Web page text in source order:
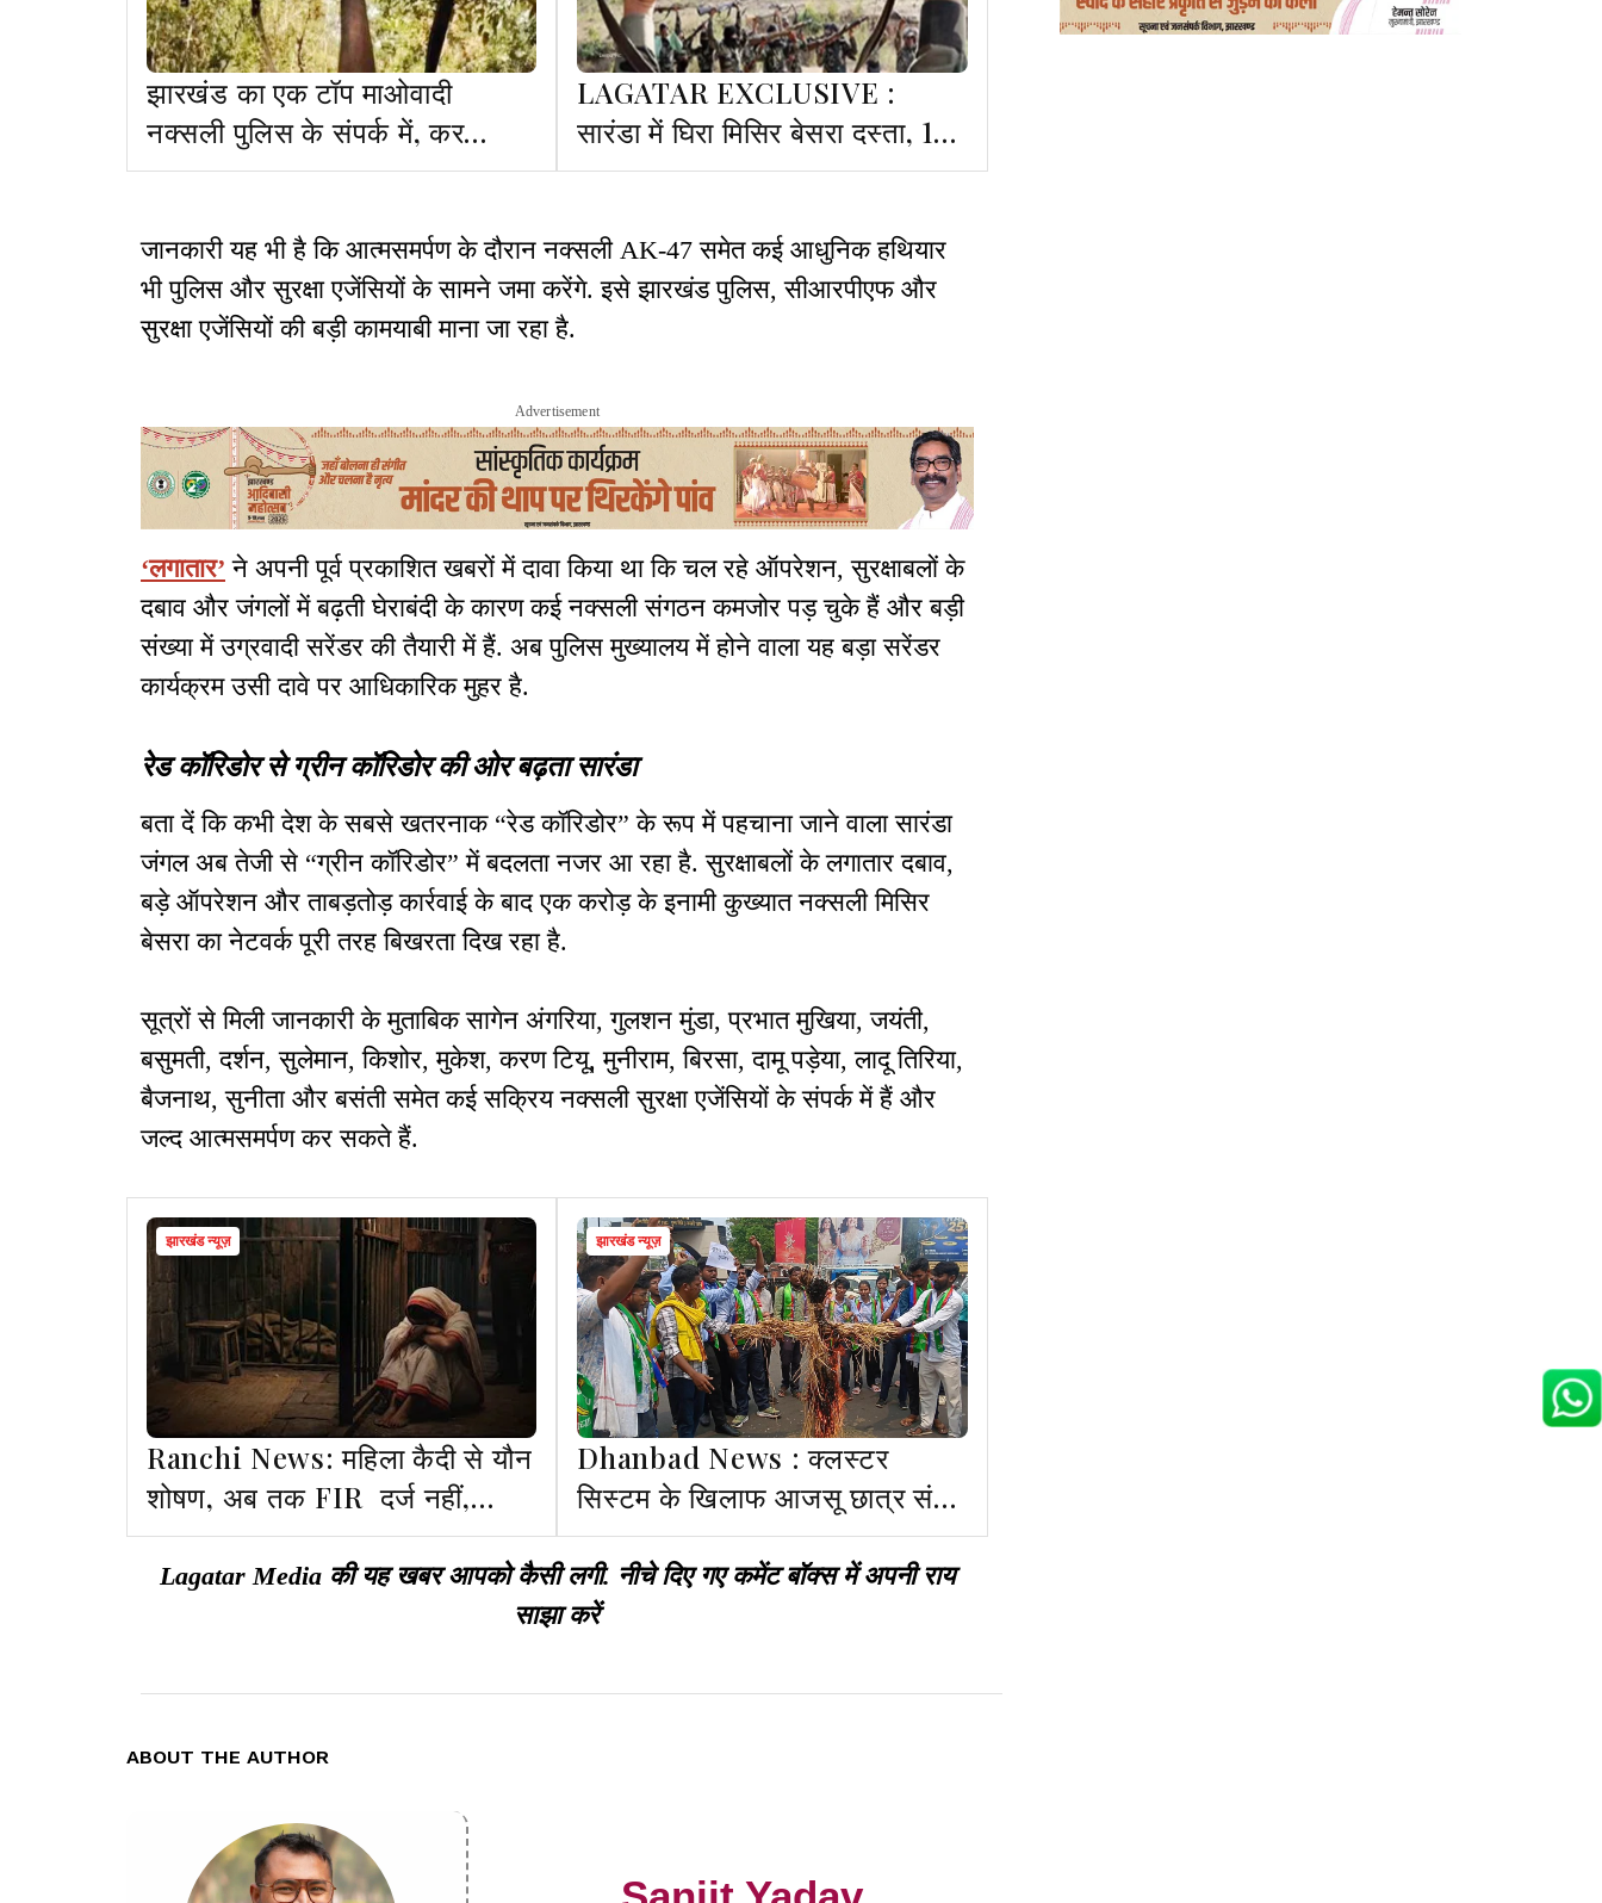
झारखंड का एक टॉप माओवादी
नक्सली पुलिस के संपर्क में, कर
सकता है आत्मसमर्पण !
LAGATAR EXCLUSIVE :
सारंडा में घिरा मिसिर बेसरा दस्ता, 15
से ज्यादा इनामी नक्सली पुलिस के
जानकारी यह भी है कि आत्मसमर्पण के दौरान नक्सली AK-47 समेत कई आधुनिक हथियार
भी पुलिस और सुरक्षा एजेंसियों के सामने जमा करेंगे. इसे झारखंड पुलिस, सीआरपीएफ और
सुरक्षा एजेंसियों की बड़ी कामयाबी माना जा रहा है.
Advertisement
‘लगातार’ ने अपनी पूर्व प्रकाशित खबरों में दावा किया था कि चल रहे ऑपरेशन, सुरक्षाबलों के
दबाव और जंगलों में बढ़ती घेराबंदी के कारण कई नक्सली संगठन कमजोर पड़ चुके हैं और बड़ी
संख्या में उग्रवादी सरेंडर की तैयारी में हैं. अब पुलिस मुख्यालय में होने वाला यह बड़ा सरेंडर
कार्यक्रम उसी दावे पर आधिकारिक मुहर है.
रेड कॉरिडोर से ग्रीन कॉरिडोर की ओर बढ़ता सारंडा
बता दें कि कभी देश के सबसे खतरनाक “रेड कॉरिडोर” के रूप में पहचाना जाने वाला सारंडा
जंगल अब तेजी से “ग्रीन कॉरिडोर” में बदलता नजर आ रहा है. सुरक्षाबलों के लगातार दबाव,
बड़े ऑपरेशन और ताबड़तोड़ कार्रवाई के बाद एक करोड़ के इनामी कुख्यात नक्सली मिसिर
बेसरा का नेटवर्क पूरी तरह बिखरता दिख रहा है.
सूत्रों से मिली जानकारी के मुताबिक सागेन अंगरिया, गुलशन मुंडा, प्रभात मुखिया, जयंती,
बसुमती, दर्शन, सुलेमान, किशोर, मुकेश, करण टियू, मुनीराम, बिरसा, दामू पड़ेया, लादू तिरिया,
बैजनाथ, सुनीता और बसंती समेत कई सक्रिय नक्सली सुरक्षा एजेंसियों के संपर्क में हैं और
जल्द आत्मसमर्पण कर सकते हैं.
झारखंड न्यूज़
Ranchi News: महिला कैदी से यौन
शोषण, अब तक FIR दर्ज नहीं,
पीड़िता बार-बार बदल रही बयान
झारखंड न्यूज़
Dhanbad News : क्लस्टर
सिस्टम के खिलाफ आजसू छात्र संघ
का प्रदर्शन, सरकार का पुतला फूंका
Lagatar Media की यह खबर आपको कैसी लगी. नीचे दिए गए कमेंट बॉक्स में अपनी राय
साझा करें
ABOUT THE AUTHOR